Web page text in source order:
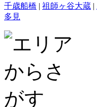
千歳船橋 | 祖師ヶ谷大蔵 |
多見